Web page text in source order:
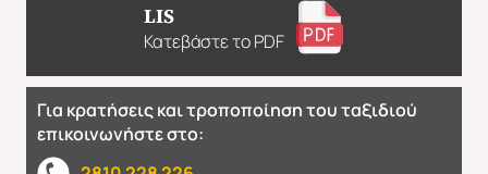
Φόρμα Εκδήλωσης Ενδιαφέροντος
Μεταφορές από/ προς αεροδρόμιο ξενοδοχείο
Ξεναγήσεις / περιηγήσεις σύμφωνα με το
πρόγραμμα
Αρχηγός / συνοδός του γραφείου μας
LIS
Κατεβάστε το PDF
Για κρατήσεις και τροποποίηση του ταξιδιού
επικοινωνήστε στο: